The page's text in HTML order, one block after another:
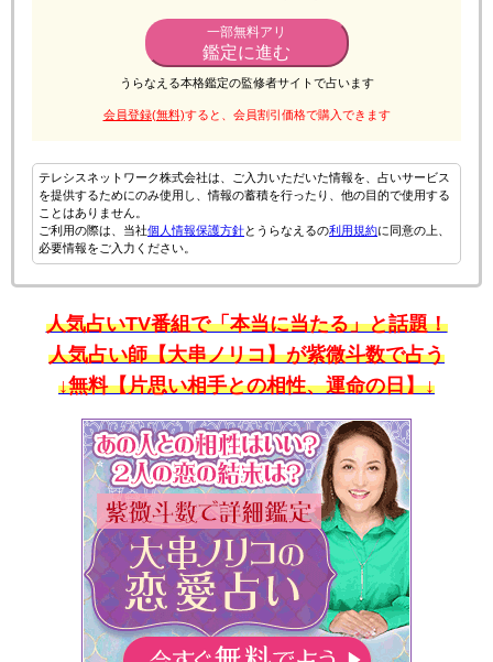
一部無料アリ
鑑定に進む
うらなえる本格鑑定の監修者サイトで占います
会員登録(無料)すると、会員割引価格で購入できます
テレシスネットワーク株式会社は、ご入力いただいた情報を、占いサービス
を提供するためにのみ使用し、情報の蓄積を行ったり、他の目的で使用する
ことはありません。
ご利用の際は、当社個人情報保護方針とうらなえるの利用規約に同意の上、
必要情報をご入力ください。
人気占いTV番組で「本当に当たる」と話題！
人気占い師【大串ノリコ】が紫微斗数で占う
↓無料【片思い相手との相性、運命の日】↓